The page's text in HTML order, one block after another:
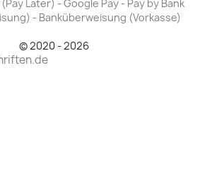
Later) - Google Pay - Pay by Bank
- Banküberweisung (Vorkasse)
© 2020 - 2026